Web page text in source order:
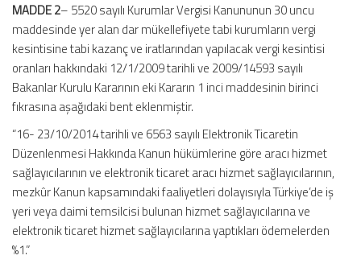
MADDE 2– 5520 sayılı Kurumlar Vergisi Kanununun 30 uncu
maddesinde yer alan dar mükellefiyete tabi kurumların vergi
kesintisine tabi kazanç ve iratlarından yapılacak vergi kesintisi
oranları hakkındaki 12/1/2009 tarihli ve 2009/14593 sayılı
Bakanlar Kurulu Kararının eki Kararın 1 inci maddesinin birinci
fıkrasına aşağıdaki bent eklenmiştir.
“16- 23/10/2014 tarihli ve 6563 sayılı Elektronik Ticaretin
Düzenlenmesi Hakkında Kanun hükümlerine göre aracı hizmet
sağlayıcılarının ve elektronik ticaret aracı hizmet sağlayıcılarının,
mezkûr Kanun kapsamındaki faaliyetleri dolayısıyla Türkiye’de iş
yeri veya daimi temsilcisi bulunan hizmet sağlayıcılarına ve
elektronik ticaret hizmet sağlayıcılarına yaptıkları ödemelerden
%1.”